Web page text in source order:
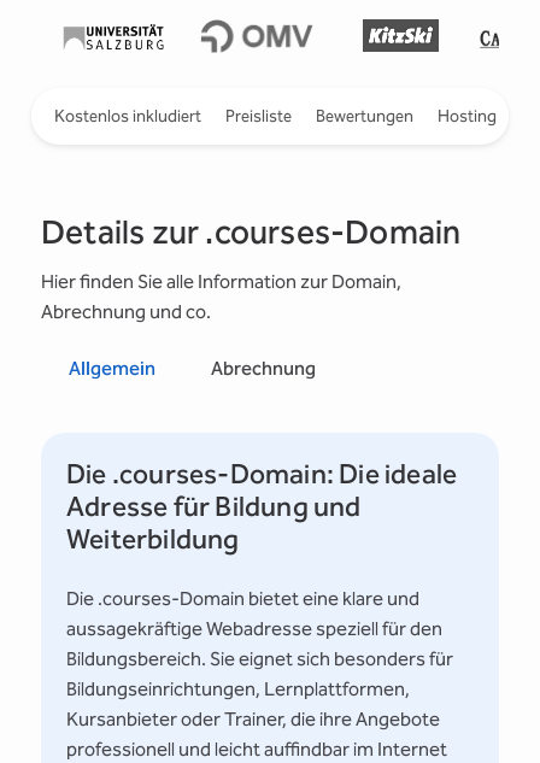
Kostenlos inkludiert Preisliste Bewertungen Hosting
Details zur .courses-Domain
Hier finden Sie alle Information zur Domain,
Abrechnung und co.
Allgemein Abrechnung
Die .courses-Domain: Die ideale
Adresse für Bildung und
Weiterbildung
Die .courses-Domain bietet eine klare und
aussagekräftige Webadresse speziell für den
Bildungsbereich. Sie eignet sich besonders für
Bildungseinrichtungen, Lernplattformen,
Kursanbieter oder Trainer, die ihre Angebote
professionell und leicht auffindbar im Internet